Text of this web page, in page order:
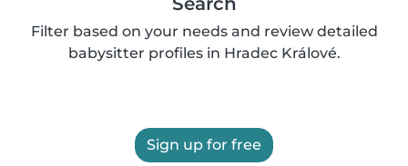
Filter based on your needs and review detailed
babysitter profiles in Hradec Králové.
Sign up for free